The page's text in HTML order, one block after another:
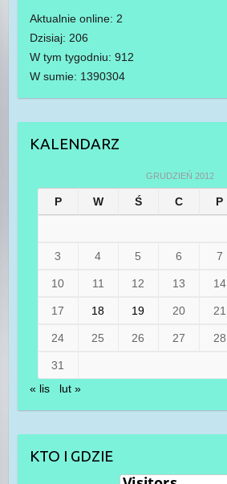
Aktualnie online: 2
Dzisiaj: 206
W tym tygodniu: 912
W sumie: 1390304
KALENDARZ
GRUDZIEŃ 2012
P W Ś C P
3 4 5 6 7
10 11 12 13 14
17 18 19 20 21
24 25 26 27 28
31
« lis
lut »
KTO I GDZIE